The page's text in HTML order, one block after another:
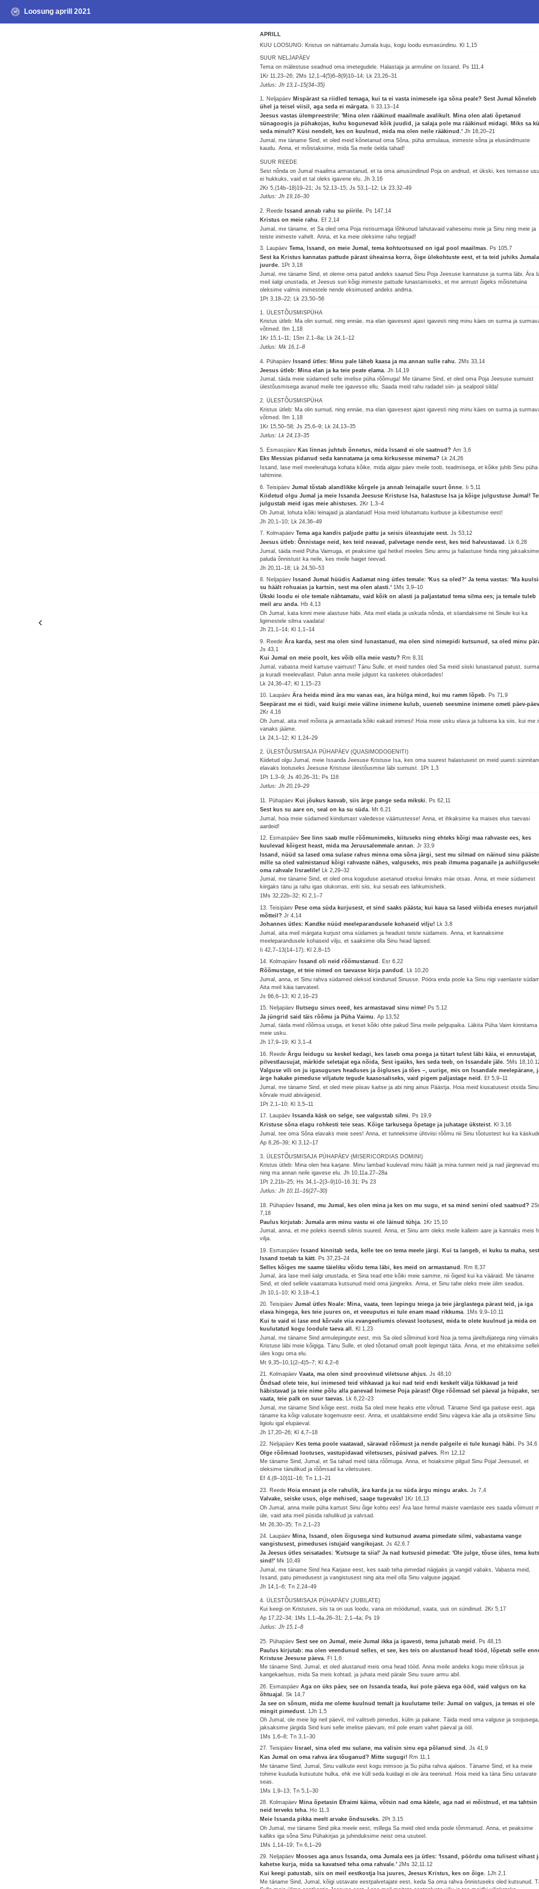
Loosung aprill 2021
APRILL
KUU LOOSUNG: Kristus on nähtamatu Jumala kuju, kogu loodu esmasündinu. Kl 1,15
SUUR NELJAPÄEV
Tema on mälestuse seadnud oma imetegudele. Halastaja ja armuline on Issand. Ps 111,4
1Kr 11,23–26; 2Ms 12,1–4(5)6–8(9)10–14; Lk 23,26–31
Jutlus: Jh 13,1–15(34–35)
1. Neljapäev Mispärast sa riidled temaga, kui ta ei vasta inimesele iga sõna peale? Sest Jumal kõneleb
ühel ja teisel viisil, aga seda ei märgata.
Ii 33,13–14
Jeesus vastas ülempreestrile: 'Mina olen rääkinud maailmale avalikult. Mina olen alati õpetanud
sünagoogis ja pühakojas, kuhu kogunevad kõik juudid, ja salaja pole ma rääkinud midagi. Miks sa
seda minult? Küsi nendelt, kes on kuulnud, mida ma olen neile rääkinud.'Jh 18,20–21
Jumal, me täname Sind, et oled meid kõnetanud oma Sõna, püha armulaua, inimeste sõna ja elusündmuste
kaudu. Anna, et mõistaksime, mida Sa meile öelda tahad!
SUUR REEDE
Sest nõnda on Jumal maailma armastanud, et ta oma ainusündinud Poja on andnud, et ükski, kes temasse
ei hukkuks, vaid et tal oleks igavene elu.Jh 3,16
2Kr 5,(14b–18)19–21; Js 52,13–15; Js 53,1–12; Lk 23,32–49
Jutlus: Jh 19,16–30
2. Reede Issand annab rahu su piirile. Ps 147,14
Kristus on meie rahu. Ef 2,14
Jumal, me täname, et Sa oled oma Poja ristisurmaga lõhkunud lahutavaid vaheseinu meie ja Sinu ning meie ja
teiste inimeste vahelt. Anna, et ka meie oleksime rahu tegijad!
3. LaupäevTema, Issand, on meie Jumal, tema kohtuotsused on igal pool maailmas. Ps 105,7
Sest ka Kristus kannatas pattude pärast üheainsa korra, õige ülekohtuste eest, et ta teid juhiks Jumala
juurde. 1Pt 3,18
Jumal, me täname Sind, et oleme oma patud andeks saanud Sinu Poja Jeesuse kannatuse ja surma läbi. Ära
meil iialgi unustada, et Jeesus suri kõigi inimeste pattude lunastamiseks, et me armust õigeks mõistetuina
oleksime valmis inimestele nende eksimused andeks andma.
1Pt 3,18–22; Lk 23,50–56
1. ÜLESTÕUSMISPÜHA
Kristus ütleb: Ma olin surnud, ning ennäe, ma elan igavesest ajast igavesti ning minu käes on surma ja
võtmed.
Ilm 1,18
1Kr 15,1–11; 1Sm 2,1–8a; Lk 24,1–12
Jutlus: Mk 16,1–8
4. Pühapäev Issand ütles: Minu pale läheb kaasa ja ma annan sulle rahu.2Ms 33,14
Jeesus ütleb: Mina elan ja ka teie peate elama.Jh 14,19
Jumal, täida meie südamed selle imelise püha rõõmuga! Me täname Sind, et oled oma Poja Jeesuse surnuist
ülestõusmisega avanud meile tee igavesse ellu. Saada meid rahu radadel siin- ja sealpool silda!
2. ÜLESTÕUSMISPÜHA
Kristus ütleb: Ma olin surnud, ning ennäe, ma elan igavesest ajast igavesti ning minu käes on surma ja
võtmed.
Ilm 1,18
1Kr 15,50–58; Js 25,6–9; Lk 24,13–35
Jutlus: Lk 24,13–35
5. Esmaspäev Kas linnas juhtub õnnetus, mida Issand ei ole saatnud?Am 3,6
Eks Messias pidanud seda kannatama ja oma kirkusesse minema? Lk 24,26
Issand, lase meil meelerahuga kohata kõike, mida algav päev meile toob, teadmisega, et kõike juhib Sinu püha
tahtmine.
6. TeisipäevJumal tõstab alandlikke kõrgele ja annab leinajaile suurt õnne.
Ii 5,11
Kiidetud olgu Jumal ja meie Issanda Jeesuse Kristuse Isa, halastuse Isa ja kõige julgustuse Jumal!
julgustab meid igas meie ahistuses.2Kr 1,3–4
Oh Jumal, lohuta kõiki leinajaid ja alandatuid! Hoia meid lohutamatu kurbuse ja kibestumise eest!
Jh 20,1–10; Lk 24,36–49
7. KolmapäevTema aga kandis paljude pattu ja seisis üleastujate eest.Js 53,12
Jeesus ütleb: Õnnistage neid, kes teid neavad, palvetage nende eest, kes teid halvustavad. Lk 6,28
Jumal, täida meid Püha Vaimuga, et peaksime igal hetkel meeles Sinu armu ja halastuse hinda ning jaksaksime
paluda õnnistust ka neile, kes meile haiget teevad.
Jh 20,11–18; Lk 24,50–53
8. Neljapäev Issand Jumal hüüdis Aadamat ning ütles temale: 'Kus sa oled?' Ja tema vastas: 'Ma
su häält rohuaias ja kartsin, sest ma olen alasti.' 1Ms 3,9–10
Ükski loodu ei ole temale nähtamatu, vaid kõik on alasti ja paljastatud tema silma ees; ja temale tuleb
meil aru anda. Hb 4,13
Oh Jumal, kata kinni meie alastuse häbi. Aita meil elada ja uskuda nõnda, et söandaksime nii Sinule kui ka
ligimestele silma vaadata!
Jh 21,1–14; Kl 1,1–14
9. ReedeÄra karda, sest ma olen sind lunastanud, ma olen sind nimepidi kutsunud, sa oled minu
Js 43,1
Kui Jumal on meie poolt, kes võib olla meie vastu? Rm 8,31
Jumal, vabasta meid kartuse vaimust! Tänu Sulle, et meid tundes oled Sa meid siiski lunastanud patust,
ja kuradi meelevallast. Palun anna meile julgust ka rasketes olukordades!
Lk 24,36–47; Kl 1,15–23
10. LaupäevÄra heida mind ära mu vanas eas, ära hülga mind, kui mu ramm lõpeb. Ps 71,9
Seepärast me ei tüdi, vaid kuigi meie väline inimene kulub, uueneb seesmine inimene ometi päev-
2Kr 4,16
Oh Jumal, aita meil mõista ja armastada kõiki eakaid inimesi! Hoia meie usku elava ja tulisena ka siis, kui me
vanaks jääme.
Lk 24,1–12; Kl 1,24–29
2. ÜLESTÕUSMISAJA PÜHAPÄEV (QUASIMODOGENITI)
Kiidetud olgu Jumal, meie Issanda Jeesuse Kristuse Isa, kes oma suurest halastusest on meid uuesti
elavaks lootuseks Jeesuse Kristuse ülestõusmise läbi surnuist.1Pt 1,3
1Pt 1,3–9; Js 40,26–31; Ps 116
Jutlus: Jh 20,19–29
11. Pühapäev Kui jõukus kasvab, siis ärge pange seda mikski. Ps 62,11
Sest kus su aare on, seal on ka su süda. Mt 6,21
Jumal, hoia meie südameid kiindumast valedesse väärtustesse! Anna, et ihkaksime ka maises elus taevasi
aardeid!
12. EsmaspäevSee linn saab mulle rõõmunimeks, kiituseks ning ehteks kõigi maa rahvaste ees, kes
kuulevad kõigest heast, mida ma Jeruusalemmale annan.Jr 33,9
Issand, nüüd sa lased oma sulase rahus minna oma sõna järgi, sest mu silmad on näinud sinu
mille sa oled valmistanud kõigi rahvaste nähes, valguseks, mis peab ilmuma paganaile ja
oma rahvale Iisraelile!
Lk 2,29–32
Jumal, me täname Sind, et oled oma koguduse asetanud otsekui linnaks mäe otsas. Anna, et meie südamest
kiirgaks tänu ja rahu igas olukorras, eriti siis, kui seisab ees lahkumishetk.
1Ms 32,22b–32; Kl 2,1–7
13. Teisipäev Pese oma süda kurjusest, et sind saaks päästa; kui kaua sa lased viibida eneses nurjatuil
mõtteil?Jr 4,14
Johannes ütles: Kandke nüüd meeleparandusele kohaseid vilju! Lk 3,8
Jumal, aita meil märgata kurjust oma südames ja headust teiste südameis. Anna, et kannaksime
meeleparandusele kohaseid vilju, et saaksime olla Sinu head lapsed.
Ii 42,7–13(14–17); Kl 2,8–15
14. Kolmapäev Issand oli neid rõõmustanud. Esr 6,22
Rõõmustage, et teie nimed on taevasse kirja pandud.
Lk 10,20
Jumal, anna, et Sinu rahva südamed oleksid kiindunud Sinusse. Pööra enda poole ka Sinu riigi vaenlaste
Aita meil käia taevateel.
Js 66,6–13; Kl 2,16–23
15. Neljapäev
Ilutsegu sinus need, kes armastavad sinu nime! Ps 5,12
Ja jüngrid said täis rõõmu ja Püha Vaimu.Ap 13,52
Jumal, täida meid rõõmsa usuga, et keset kõiki ohte pakud Sina meile pelgupaika. Läkita Püha Vaim kinnitama
meie usku.
Jh 17,9–19; Kl 3,1–4
16. ReedeÄrgu leidugu su keskel kedagi, kes laseb oma poega ja tütart tulest läbi käia, ei ennustajat,
pilvestlausujat, märkide seletajat ega nõida, Sest igaüks, kes seda teeb, on Issandale jäle.5Ms
Valguse vili on ju igasuguses headuses ja õigluses ja tões –, uurige, mis on Issandale meelepärane,
ärge hakake pimeduse viljatute tegude kaasosaliseks, vaid pigem paljastage neid. Ef 5,9–11
Jumal, me täname Sind, et oled meie piisav kaitse ja abi ning ainus Päästja. Hoia meid kiusatusest otsida Sinu
kõrvale muid abivägesid.
1Pt 2,1–10; Kl 3,5–11
17. Laupäev Issanda käsk on selge, see valgustab silmi. Ps 19,9
Kristuse sõna elagu rohkesti teie seas. Kõige tarkusega õpetage ja juhatage üksteist. Kl 3,16
Jumal, tee oma Sõna elavaks meie sees! Anna, et tunneksime ühtviisi rõõmu nii Sinu tõotustest kui ka
Ap 8,26–39; Kl 3,12–17
3. ÜLESTÕUSMISAJA PÜHAPÄEV (MISERICORDIAS DOMINI)
Kristus ütleb: Mina olen hea karjane. Minu lambad kuulevad minu häält ja mina tunnen neid ja nad järgnevad
ning ma annan neile igavese elu.Jh 10,11a.27–28a
1Pt 2,21b–25; Hs 34,1–2(3–9)10–16.31; Ps 23
Jutlus: Jh 10,11–16(27–30)
18. Pühapäev Issand, mu Jumal, kes olen mina ja kes on mu sugu, et sa mind senini oled saatnud?
7,18
Paulus kirjutab: Jumala arm minu vastu ei ole läinud tühja. 1Kr 15,10
Jumal, anna, et me poleks iseendi silmis suured. Anna, et Sinu arm oleks meile kalleim aare ja kannaks meis
vilja.
19. Esmaspäev Issand kinnitab seda, kelle tee on tema meele järgi. Kui ta langeb, ei kuku ta maha, sest
Issand toetab ta kätt. Ps 37,23–24
Selles kõiges me saame täieliku võidu tema läbi, kes meid on armastanud. Rm 8,37
Jumal, ära lase meil iialgi unustada, et Sina tead ette kõiki meie samme, nii õigeid kui ka vääraid. Me täname
Sind, et oled sellele vaatamata kutsunud meid oma jüngreiks. Anna, et Sinu tahe oleks meie ülim seadus.
Jh 10,1–10; Kl 3,18–4,1
20. TeisipäevJumal ütles Noale: Mina, vaata, teen lepingu teiega ja teie järglastega pärast teid, ja iga
elava hingega, kes teie juures on, et veeuputus ei tule enam maad rikkuma.1Ms 9,9–10.11
Kui te vaid ei lase end kõrvale viia evangeeliumis olevast lootusest, mida te olete kuulnud ja mida on
kuulutatud kogu loodule taeva all. Kl 1,23
Jumal, me täname Sind armulepingute eest, mis Sa oled sõlminud kord Noa ja tema järeltulijatega ning viimaks
Kristuse läbi meie kõigiga. Tänu Sulle, et oled tõotanud omalt poolt lepingut täita. Anna, et me ehitaksime
üles kogu oma elu.
Mt 9,35–10,1(2–4)5–7; Kl 4,2–6
21. KolmapäevVaata, ma olen sind proovinud viletsuse ahjus.Js 48,10
Õndsad olete teie, kui inimesed teid vihkavad ja kui nad teid endi keskelt välja lükkavad ja teid
häbistavad ja teie nime põlu alla panevad Inimese Poja pärast! Olge rõõmsad sel päeval ja hüpake,
vaata, teie palk on suur taevas.
Lk 6,22–23
Jumal, me täname Sind kõige eest, mida Sa oled meie heaks ette võtnud. Täname Sind iga paituse eest, aga
täname ka kõigi valusate kogemuste eest. Anna, et usaldaksime endid Sinu vägeva käe alla ja otsiksime Sinu
ligiolu igal elupäeval.
Jh 17,20–26; Kl 4,7–18
22. Neljapäev Kes tema poole vaatavad, säravad rõõmust ja nende palgeile ei tule kunagi häbi. Ps 34,6
Olge rõõmsad lootuses, vastupidavad viletsuses, püsivad palves. Rm 12,12
Me täname Sind, Jumal, et Sa tahad meid täita rõõmuga. Anna, et hoiaksime pilgud Sinu Pojal Jeesusel, et
oleksime tänulikud ja rõõmsad ka viletsuses.
Ef 4,(8–10)11–16; Tn 1,1–21
23. Reede Hoia ennast ja ole rahulik, ära karda ja su süda ärgu mingu araks.Js 7,4
Valvake, seiske usus, olge mehised, saage tugevaks!1Kr 16,13
Oh Jumal, anna meile püha kartust Sinu õige kohtu ees! Ära lase hirmul maiste vaenlaste ees saada võimust
üle, vaid aita meil püsida rahulikud ja valvsad.
Mt 26,30–35; Tn 2,1–23
24. Laupäev Mina, Issand, olen õigusega sind kutsunud avama pimedate silmi, vabastama vange
vangistusest, pimeduses istujaid vangikojast.Js 42,6.7
Ja Jeesus ütles seisatades: 'Kutsuge ta siia!' Ja nad kutsusid pimedat: 'Ole julge, tõuse üles, tema
sind!' Mk 10,49
Jumal, me täname Sind hea Karjase eest, kes saab teha pimedad nägijaks ja vangid vabaks. Vabasta meid,
Issand, patu pimedusest ja vangistusest ning aita meil olla Sinu valguse jagajad.
Jh 14,1–6; Tn 2,24–49
4. ÜLESTÕUSMISAJA PÜHAPÄEV (JUBILATE)
Kui keegi on Kristuses, siis ta on uus loodu, vana on möödunud, vaata, uus on sündinud.2Kr 5,17
Ap 17,22–34; 1Ms 1,1–4a.26–31; 2,1–4a; Ps 19
Jutlus: Jh 15,1–8
25. PühapäevSest see on Jumal, meie Jumal ikka ja igavesti, tema juhatab meid. Ps 48,15
Paulus kirjutab: ma olen veendunud selles, et see, kes teis on alustanud head tööd, lõpetab selle
Kristuse Jeesuse päeva. Fl 1,6
Me täname Sind, Jumal, et oled alustanud meis oma head tööd. Anna meile andeks kogu meie tõrksus ja
kangekaelsus, mida Sa meis kohtad, ja juhata meid pärale Sinu suure armu abil.
26. EsmaspäevAga on üks päev, see on Issanda teada, kui pole päeva ega ööd, vaid valgus on ka
õhtuajal.Sk 14,7
Ja see on sõnum, mida me oleme kuulnud temalt ja kuulutame teile: Jumal on valgus, ja temas ei ole
mingit pimedust. 1Jh 1,5
Oh Jumal, ole meie ligi neil päevil, mil valitseb pimedus, külm ja pakane. Täida meid oma valguse ja
jaksaksime järgida Sind kuni selle imelise päevani, mil pole enam vahet päeval ja ööl.
1Ms 1,6–8; Tn 3,1–30
27. Teisipäev Iisrael, sina oled mu sulane, ma valisin sinu ega põlanud sind.Js 41,9
Kas Jumal on oma rahva ära tõuganud? Mitte sugugi! Rm 11,1
Me täname Sind, Jumal, Sinu valikute eest kogu inimsoo ja Su püha rahva ajaloos. Täname Sind, et ka meie
tohime kuuluda kutsutute hulka, ehk me küll seda kuidagi ei ole ära teeninud. Hoia meid ka täna Sinu ustavate
seas.
1Ms 1,9–13; Tn 5,1–30
28. Kolmapäev Mina õpetasin Efraimi käima, võtsin nad oma kätele, aga nad ei mõistnud, et ma tahtsin
neid terveks teha. Ho 11,3
Meie Issanda pikka meelt arvake õndsuseks.2Pt 3,15
Oh Jumal, me täname Sind pika meele eest, millega Sa meid oled enda poole tõmmanud. Anna, et peaksime
kalliks iga sõna Sinu Pühakirjas ja juhinduksime neist oma usuteel.
1Ms 1,14–19; Tn 6,1–29
29. Neljapäev Mooses aga anus Issanda, oma Jumala ees ja ütles: 'Issand, pöördu oma tulisest vihast
kahetse kurja, mida sa kavatsed teha oma rahvale.'2Ms 32,11.12
Kui keegi patustab, siis on meil eestkostja Isa juures, Jeesus Kristus, kes on õige. 1Jh 2,1
Me täname Sind, Jumal, kõigi ustavate eestpalvetajate eest, keda Sa oma rahva õnnistuseks oled kutsunud.